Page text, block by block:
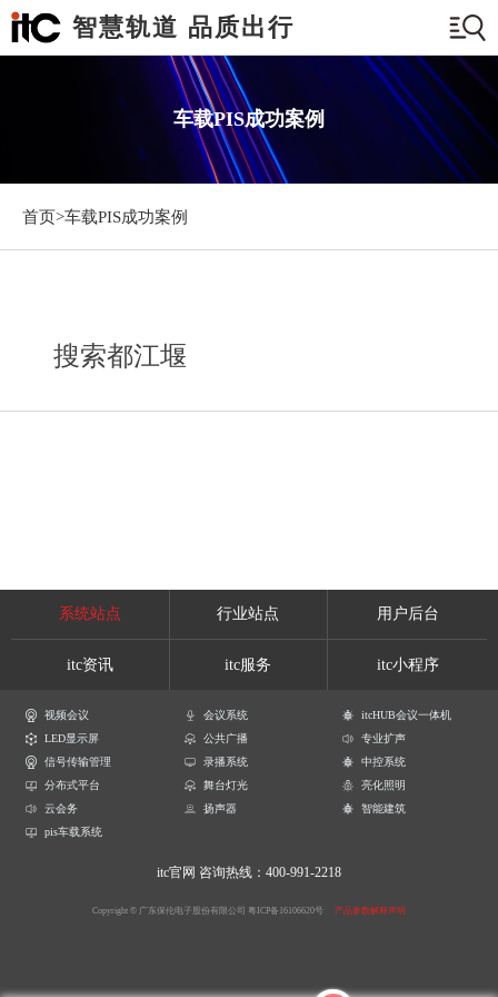
智慧轨道 品质出行
车载PIS成功案例
首页>车载PIS成功案例
搜索都江堰
系统站点 行业站点 用户后台
itc资讯 itc服务 itc小程序
视频会议 会议系统
itcHUB会议一体机
LED显示屏
公共广播
专业扩声
信号传输管理
录播系统
中控系统
分布式平台
舞台灯光
亮化照明
云会务
扬声器
智能建筑
pis车载系统
itc官网 咨询热线：400-991-2218
Copyright © 广东保伦电子股份有限公司 粤ICP备16106620号 产品参数解释声明